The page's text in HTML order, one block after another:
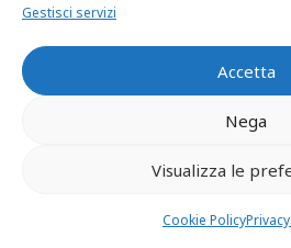
Gestisci servizi
Accetta
Nega
Visualizza le
Cookie Policy
autori
indicati
trattamento
una terapia